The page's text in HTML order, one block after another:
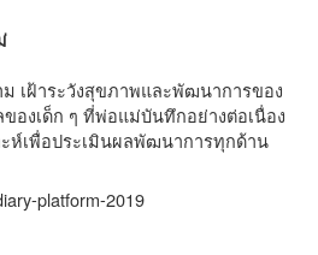
เฝ้าระวังสุขภาพและพัฒนาการของ
องเด็ก ๆ ที่พ่อแม่บันทึกอย่างต่อเนื่อง
ะห์เพื่อประเมินผลพัฒนาการทุกด้าน